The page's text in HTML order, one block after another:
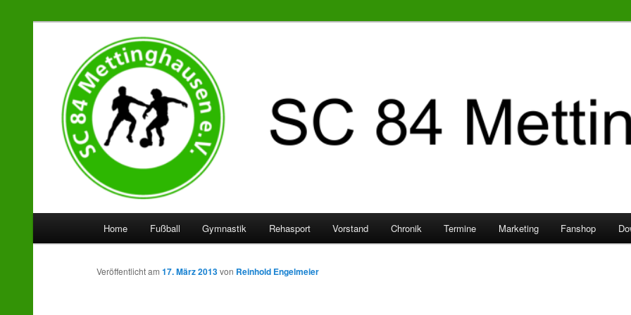
SC 84 Mettinghausen
Zum
Inhalt
Zum
sekundären
Home Fußball Gymnastik Rehasport Vorstand Chronik Termine Marketing Fanshop
Veröffentlicht am17. März 2013von Reinhold Engelmeier